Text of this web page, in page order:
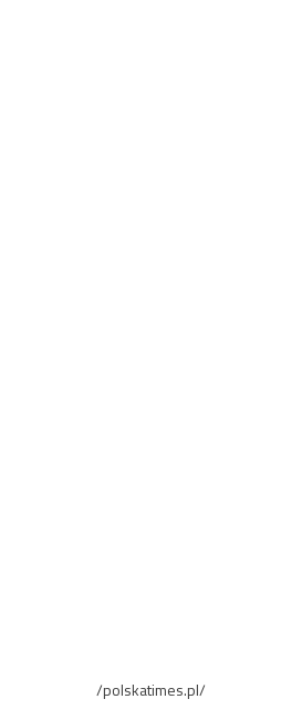
/polskatimes.pl/